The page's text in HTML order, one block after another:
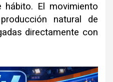
El movimiento
natural de
directamente con